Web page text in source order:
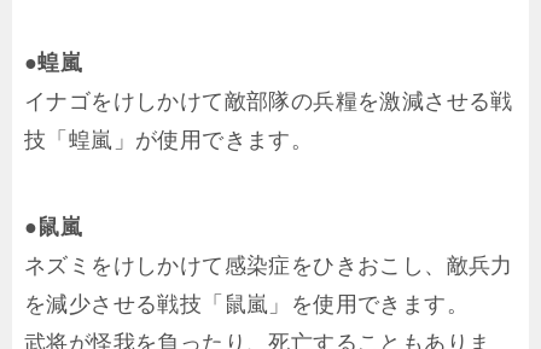
●蝗嵐
イナゴをけしかけて敵部隊の兵糧を激減させる戦
技「蝗嵐」が使用できます。
●鼠嵐
ネズミをけしかけて感染症をひきおこし、敵兵力
を減少させる戦技「鼠嵐」を使用できます。